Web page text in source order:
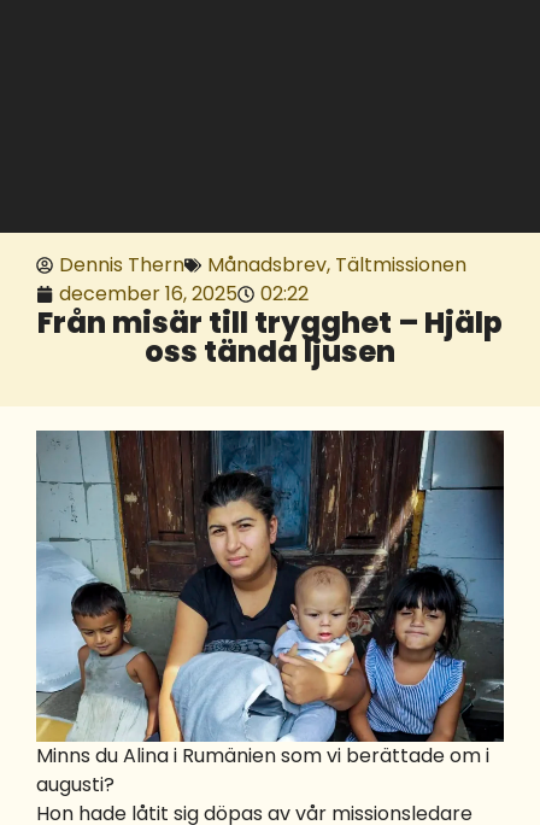
Dennis Thern Månadsbrev, Tältmissionen
december 16, 2025
02:22
Från misär till trygghet – Hjälp
oss tända ljusen
Minns du Alina i Rumänien som vi berättade om i
augusti?
Hon hade låtit sig döpas av vår missionsledare